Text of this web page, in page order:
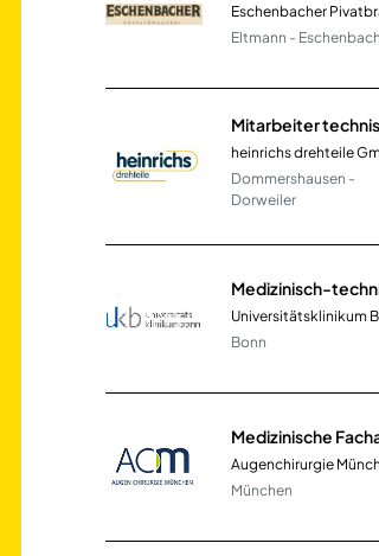
Eschenbacher
Eltmann - Eschenbach
heinrichs drehteile
Dommershausen -
Dorweiler
Universitätsklinikum
Bonn
Augenchirurgie
München